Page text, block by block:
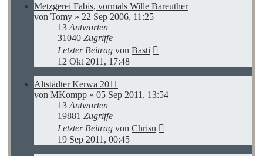
Metzgerei Fabis, vormals Wille Bareuther
von Tomy » 22 Sep 2006, 11:25
13 Antworten
31040 Zugriffe
Letzter Beitrag von Basti
12 Okt 2011, 17:48
Altstädter Kerwa 2011
von MKompp » 05 Sep 2011, 13:54
13 Antworten
19881 Zugriffe
Letzter Beitrag von Chrisu
19 Sep 2011, 00:45